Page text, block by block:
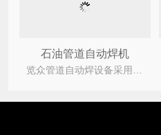
石油管道自动焊机